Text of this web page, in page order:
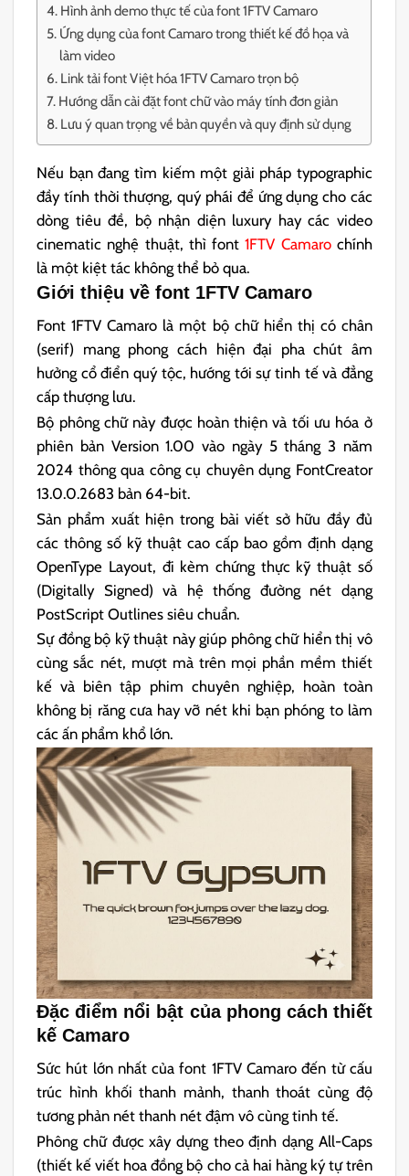
Hình ảnh demo thực tế của font 1FTV Camaro
Ứng dụng của font Camaro trong thiết kế đồ họa và
làm video
Link tải font Việt hóa 1FTV Camaro trọn bộ
Hướng dẫn cài đặt font chữ vào máy tính đơn giản
Lưu ý quan trọng về bản quyền và quy định sử dụng
Nếu bạn đang tìm kiếm một giải pháp typographic
đầy tính thời thượng, quý phái để ứng dụng cho các
dòng tiêu đề, bộ nhận diện luxury hay các video
cinematic nghệ thuật, thì font1FTV Camarochính
là một kiệt tác không thể bỏ qua.
Giới thiệu về font 1FTV Camaro
Font 1FTV Camaro là một bộ chữ hiển thị có chân
(serif) mang phong cách hiện đại pha chút âm
hưởng cổ điển quý tộc, hướng tới sự tinh tế và đẳng
cấp thượng lưu.
Bộ phông chữ này được hoàn thiện và tối ưu hóa ở
phiên bản Version 1.00 vào ngày 5 tháng 3 năm
2024 thông qua công cụ chuyên dụng FontCreator
13.0.0.2683 bản 64-bit.
Sản phẩm xuất hiện trong bài viết sở hữu đầy đủ
các thông số kỹ thuật cao cấp bao gồm định dạng
OpenType Layout, đi kèm chứng thực kỹ thuật số
(Digitally Signed) và hệ thống đường nét dạng
PostScript Outlines siêu chuẩn.
Sự đồng bộ kỹ thuật này giúp phông chữ hiển thị vô
cùng sắc nét, mượt mà trên mọi phần mềm thiết
kế và biên tập phim chuyên nghiệp, hoàn toàn
không bị răng cưa hay vỡ nét khi bạn phóng to làm
các ấn phẩm khổ lớn.
Đặc điểm nổi bật của phong cách thiết
kế Camaro
Sức hút lớn nhất của font 1FTV Camaro đến từ cấu
trúc hình khối thanh mảnh, thanh thoát cùng độ
tương phản nét thanh nét đậm vô cùng tinh tế.
Phông chữ được xây dựng theo định dạng All-Caps
(thiết kế viết hoa đồng bộ cho cả hai hàng ký tự trên